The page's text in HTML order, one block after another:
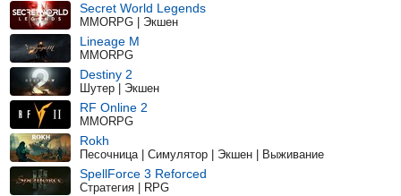
Secret World Legends
MMORPG | Экшен
Lineage M
MMORPG
Destiny 2
Шутер | Экшен
RF Online 2
MMORPG
Rokh
Песочница | Симулятор | Экшен | Выживание
SpellForce 3 Reforced
Стратегия | RPG